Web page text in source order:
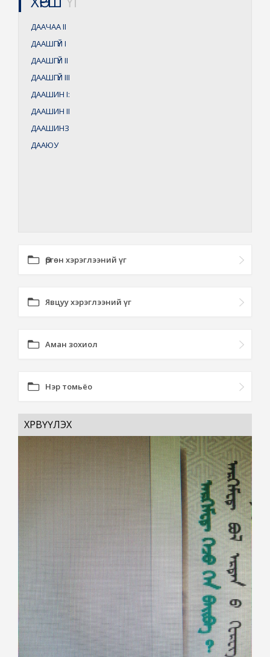
ДААЧААII
ДААШГҮЙ I
ДААШГҮЙ II
ДААШГҮЙ III
ДААШИН I:
ДААШИН II
ДААШИНЗ
ДААЮУ
Өргөн хэрэглээний үг
Явцуу хэрэглээний үг
Аман зохиол
Нэр томьёо
ХӨРВҮҮЛЭХ